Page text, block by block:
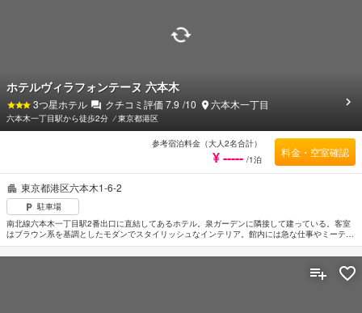
東京都港区六本木1-6-2
駐車場
南北線六本木一丁目駅2番出口に直結してあるホテル。泉ガーデンに隣接して建っている。客室
はブラウン系を基調としたモダンでスタイリッシュなインテリア。館内には急な仕事やミーティ
ングなどビジネスニーズに対応できるオフィスルームを完備。東京タワーまで約1km。日比谷線
4番出口より約8分。
ホテルヴィラフォンテーヌ 六本木
3つ星ホテル クチコミ評価 7.9 /10 六本木一丁目
六本木一丁目駅から徒歩2分 ⁄東京都港区
参考宿泊料金（大人2名合計）
¥ ----- /1泊
料金・空室確認